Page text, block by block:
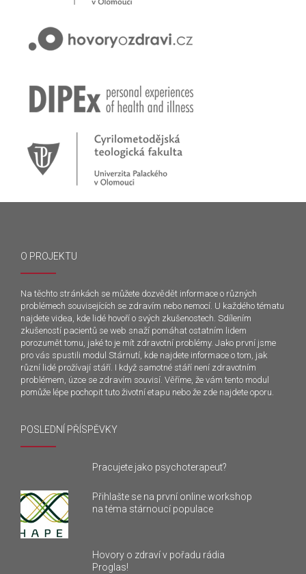
O PROJEKTU
Na těchto stránkách se můžete dozvědět informace o různých
problémech souvisejících se zdravím nebo nemocí. U každého tématu
najdete videa, kde lidé hovoří o svých zkušenostech. Sdílením
zkušeností pacientů se web snaží pomáhat ostatním lidem
porozumět tomu, jaké to je mít zdravotní problémy. Jako první jsme
pro vás spustili modul Stárnutí, kde najdete informace o tom, jak
různí lidé prožívají stáří. I když samotné stáří není zdravotním
problémem, úzce se zdravím souvisí. Věříme, že vám tento modul
pomůže lépe pochopit tuto životní etapu nebo že zde najdete oporu.
POSLEDNÍ PŘÍSPĚVKY
Pracujete jako psychoterapeut?
Přihlašte se na první online workshop
na téma stárnoucí populace
Hovory o zdraví v pořadu rádia
Proglas!